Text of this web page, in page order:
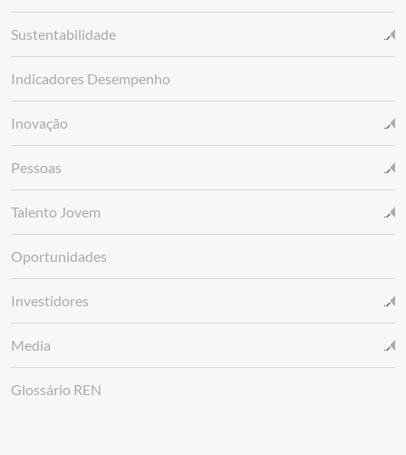
Sustentabilidade
Indicadores Desempenho
Inovação
Pessoas
Talento Jovem
Oportunidades
Investidores
Media
Glossário REN